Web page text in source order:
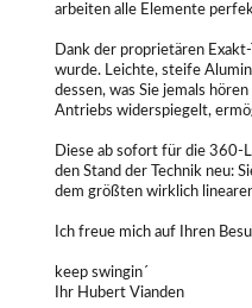
arbeiten alle Elemente
Dank der proprietären
wurde. Leichte, steife
dessen, was Sie jemals
Antriebs widerspiegelt,
Diese ab sofort für die 360-
den Stand der Technik neu:
dem größten wirklich
Ich freue mich auf Ihren
keep swingin´
Ihr Hubert Vianden